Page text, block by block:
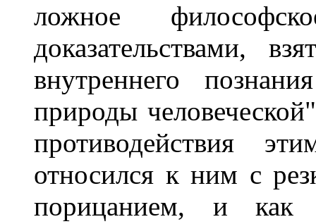
ложное
доказательствами,
внутреннего
природы
противодействия
относился к ним с
порицанием, и как